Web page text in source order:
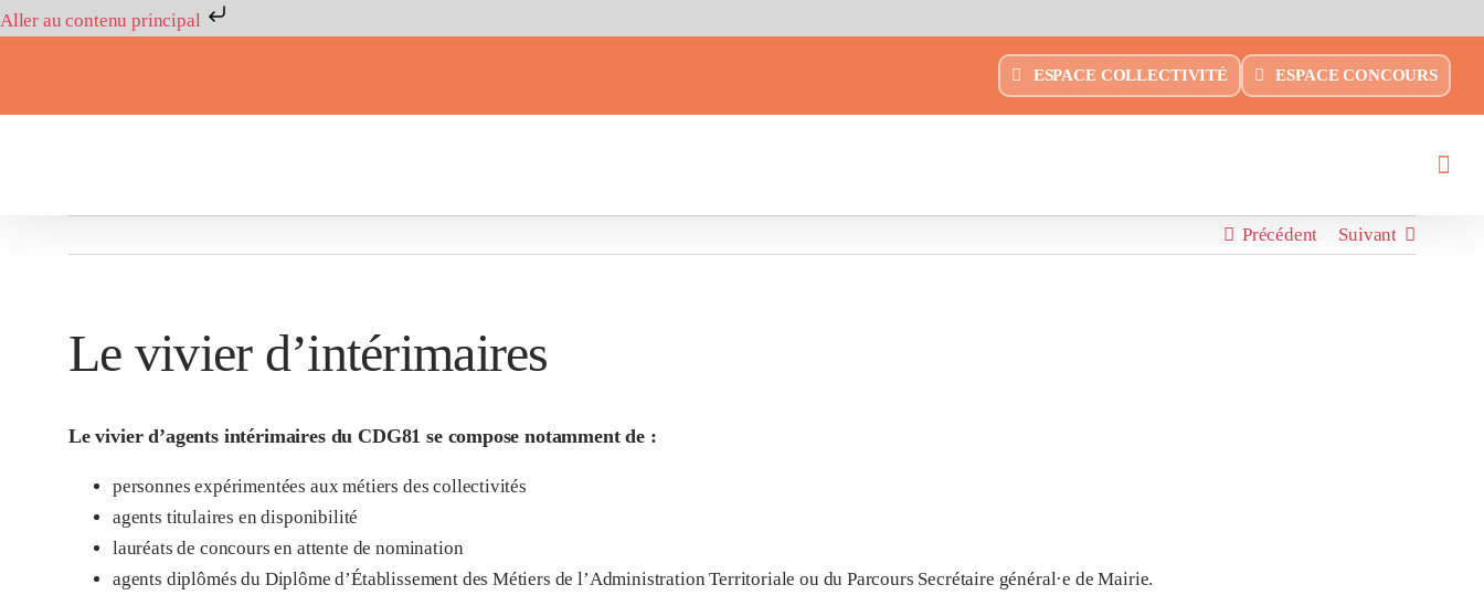
Aller au contenu principal
contenu
ESPACE COLLECTIVITÉ ESPACE CONCOURS
Précédent Suivant
Le vivier d’intérimaires
Le vivier d’agents intérimaires du CDG81 se compose notamment de :
personnes expérimentées aux métiers des collectivités
agents titulaires en disponibilité
lauréats de concours en attente de nomination
agents diplômés du Diplôme d’Établissement des Métiers de l’Administration Territoriale ou du Parcours Secrétaire général·e de Mairie.